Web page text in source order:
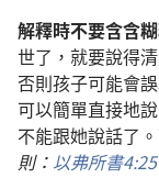
解釋時不要含含
世了，就要說得
否則孩子可能會
可以簡單直接地
不能跟她說話了
則： 以弗所書4:25